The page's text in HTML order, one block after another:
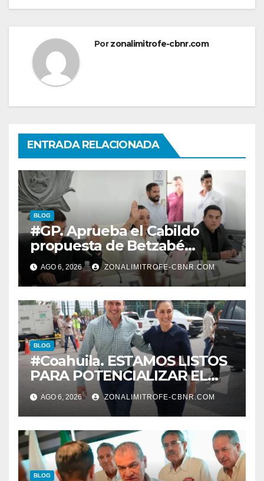
Porzonalimitrofe-cbnr.com
ENTRADA RELACIONADA
BLOG
#GP. Aprueba el Cabildo
propuesta de Betzabé
Martínez para su primer
informe el día 20 de agosto a
las 11 de la mañana*
AGO 6, 2026 ZONALIMITROFE-CBNR.COM
BLOG
#Coahuila. ESTAMOS LISTOS
PARA POTENCIALIZAR EL
GAS COAHUILA: MANOLO
AGO 6, 2026 ZONALIMITROFE-CBNR.COM
BLOG